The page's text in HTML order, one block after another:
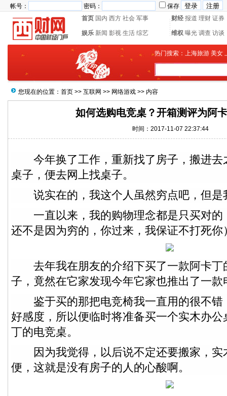
帐号： 密码：
保存
首页 国内 西方 社会 军事 财经 报道 理财 证券
娱乐 新闻 影视 生活 综艺 维权 曝光 调查 访谈
热门搜索： 上海旅游 美女
您现在的位置： 首页 >> 互联网 >> 网络游戏 >> 内容
如何选购电竞桌？开箱测评为阿
时间：2017-11-07 22:37:44
今年换了工作，重新找了房子，搬进去
桌子，便去网上找桌子。
说实在的，我这个人虽然穷点吧，但是
一直以来，我的购物理念都是只买对的
还不是因为穷的，你过来，我保证不打死你
去年我在朋友的介绍下买了一款阿卡丁
子，竟然在它家发现今年它家也推出了一款
鉴于买的那把电竞椅我一直用的很不错
好感度，所以便临时将准备买一个实木办
丁的电竞桌。
因为我觉得，以后说不定还要搬家，实
便，这就是没有房子的人的心酸啊。